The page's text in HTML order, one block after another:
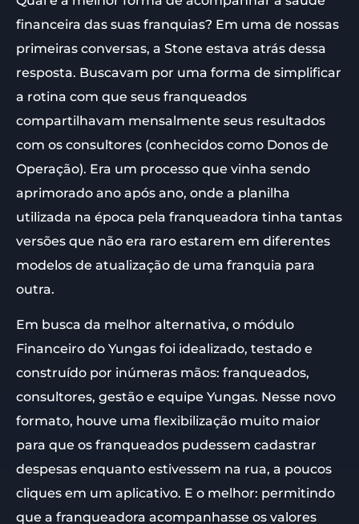
financeira das suas franquias? Em uma de nossas
primeiras conversas, a Stone estava atrás dessa
resposta. Buscavam por uma forma de simplificar
a rotina com que seus franqueados
compartilhavam mensalmente seus resultados
com os consultores (conhecidos como Donos de
Operação). Era um processo que vinha sendo
aprimorado ano após ano, onde a planilha
utilizada na época pela franqueadora tinha tantas
versões que não era raro estarem em diferentes
modelos de atualização de uma franquia para
outra.
Em busca da melhor alternativa, o módulo
Financeiro do Yungas foi idealizado, testado e
construído por inúmeras mãos: franqueados,
consultores, gestão e equipe Yungas. Nesse novo
formato, houve uma flexibilização muito maior
para que os franqueados pudessem cadastrar
despesas enquanto estivessem na rua, a poucos
cliques em um aplicativo. E o melhor: permitindo
que a franqueadora acompanhasse os valores